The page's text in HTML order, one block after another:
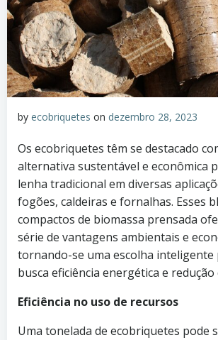
by ecobriquetes on dezembro 28, 2023
Os ecobriquetes têm se destacado
alternativa sustentável e econômica
lenha tradicional em diversas
fogões, caldeiras e fornalhas. Esses
compactos de biomassa prensada
série de vantagens ambientais e
tornando-se uma escolha inteligente
busca eficiência energética e redução
Eficiência no uso de recursos
Uma tonelada de ecobriquetes pode